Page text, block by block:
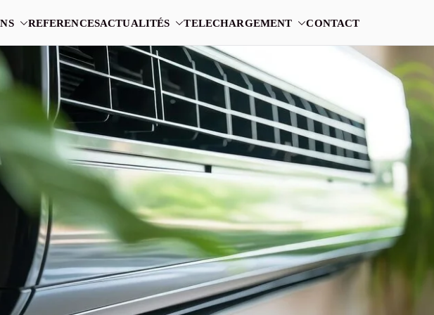
REFERENCESACTUALITÉS TELECHARGEMENT CONTACT